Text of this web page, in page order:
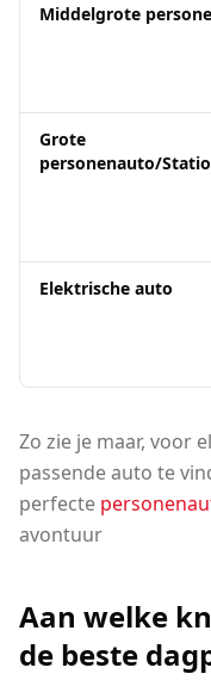
Middelgrote
Grote
personenauto/
Elektrische auto
Zo zie je maar, voor
passende auto te
perfecte
avontuur
Aan welke
de beste